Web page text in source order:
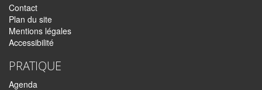
Contact
Plan du site
Mentions légales
Accessibilité
PRATIQUE
Agenda